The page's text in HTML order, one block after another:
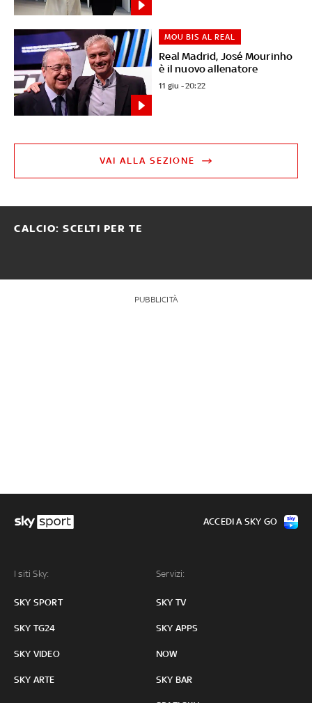
Real Madrid, José Mourinho
è il nuovo allenatore
MOU BIS AL REAL
11 giu - 20:22
VAI ALLA SEZIONE
CALCIO: SCELTI PER TE
PUBBLICITÀ
I siti Sky:
SKY SPORT
SKY TG24
SKY VIDEO
SKY ARTE
Servizi:
SKY TV
SKY APPS
NOW
SKY BAR
ACCEDI A SKY GO